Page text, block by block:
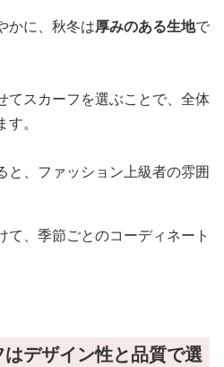
かに、秋冬は厚みのある生地で
てスカーフを選ぶことで、全体
。
と、ファッション上級者の雰囲
て、季節ごとのコーディネート
デザイン性と品質で選